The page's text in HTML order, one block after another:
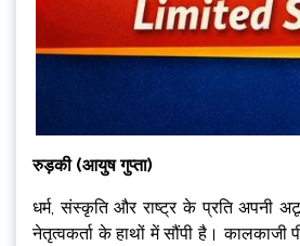
रुड़की (आयुष गुप्ता)
धर्म, संस्कृति और राष्ट्र के प्रति अपनी
नेतृत्वकर्ता के हाथों में सौंपी है। कालकाजी